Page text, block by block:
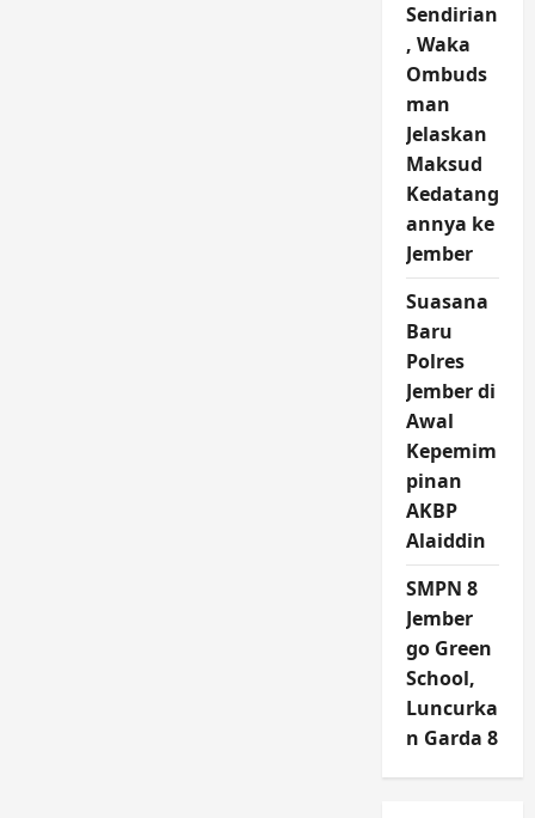
Sendirian
, Waka
Ombuds
man
Jelaskan
Maksud
Kedatang
annya ke
Jember
Suasana
Baru
Polres
Jember di
Awal
Kepemim
pinan
AKBP
Alaiddin
SMPN 8
Jember
go Green
School,
Luncurka
n Garda 8